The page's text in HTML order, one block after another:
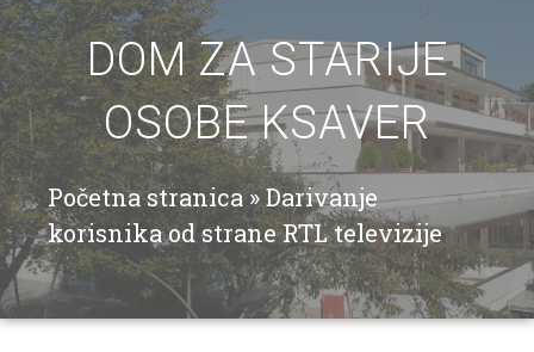
DOM ZA STARIJE
OSOBE KSAVER
Početna stranica»Darivanje
korisnika od strane RTL televizije